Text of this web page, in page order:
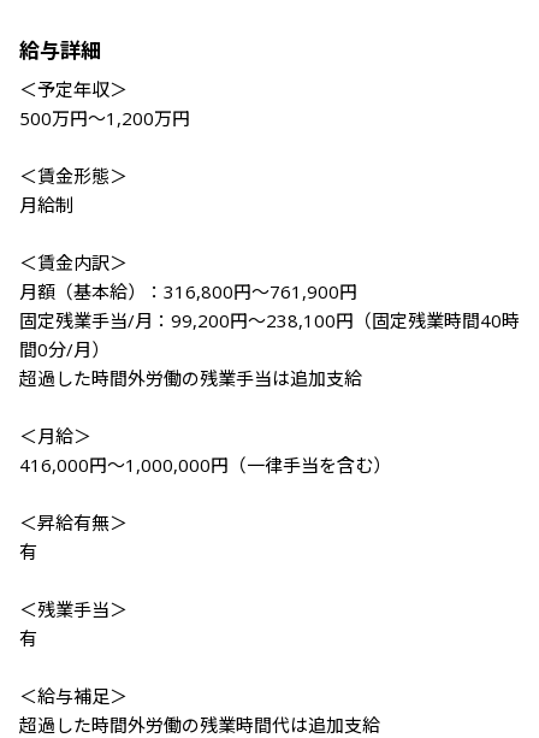
給与詳細
＜予定年収＞
500万円〜1,200万円
＜賃金形態＞
月給制
＜賃金内訳＞
月額（基本給）：316,800円～761,900円
固定残業手当/月：99,200円～238,100円（固定残業時間40時
間0分/月）
超過した時間外労働の残業手当は追加支給
＜月給＞
416,000円～1,000,000円（一律手当を含む）
＜昇給有無＞
有
＜残業手当＞
有
＜給与補足＞
超過した時間外労働の残業時間代は追加支給